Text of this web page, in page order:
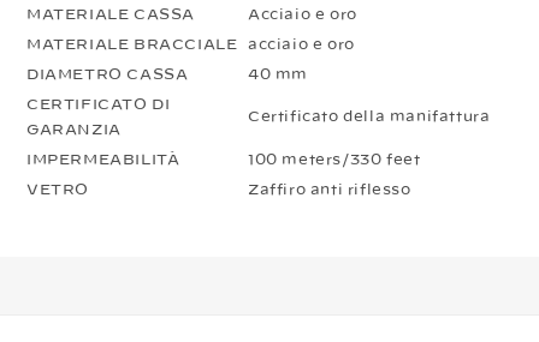
MATERIALE CASSA Acciaio e oro
MATERIALE BRACCIALE acciaio e oro
DIAMETRO CASSA 40 mm
CERTIFICATO DI
GARANZIA
Certificato della manifattura
IMPERMEABILITÀ 100 meters/330 feet
VETRO Zaffiro anti riflesso